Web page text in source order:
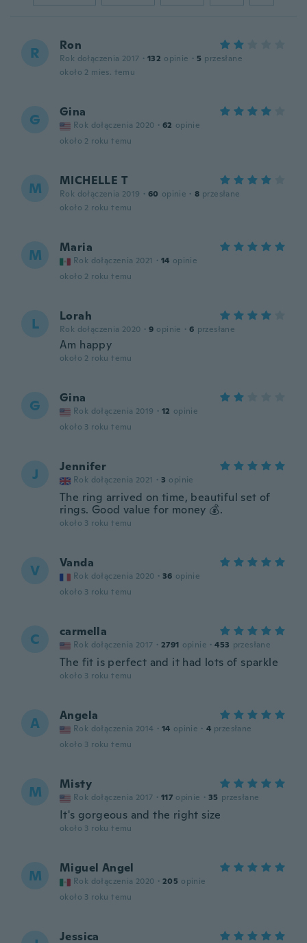
R Ron
Rok dołączenia 2017 · 132 opinie · 5 przesłane
około 2 mies. temu
G Gina
Rok dołączenia 2020 · 62 opinie
około 2 roku temu
M MICHELLE T
Rok dołączenia 2019 · 60 opinie · 8 przesłane
około 2 roku temu
M Maria
Rok dołączenia 2021 · 14 opinie
około 2 roku temu
L Lorah
Rok dołączenia 2020 · 9 opinie · 6 przesłane
Am happy
około 2 roku temu
G Gina
Rok dołączenia 2019 · 12 opinie
około 3 roku temu
J Jennifer
Rok dołączenia 2021 · 3 opinie
The ring arrived on time, beautiful set of
rings. Good value for money 💰.
około 3 roku temu
V Vanda
Rok dołączenia 2020 · 36 opinie
około 3 roku temu
C carmella
Rok dołączenia 2017 · 2791 opinie · 453 przesłane
The fit is perfect and it had lots of sparkle
około 3 roku temu
A Angela
Rok dołączenia 2014 · 14 opinie · 4 przesłane
około 3 roku temu
M Misty
Rok dołączenia 2017 · 117 opinie · 35 przesłane
It's gorgeous and the right size
około 3 roku temu
M Miguel Angel
Rok dołączenia 2020 · 205 opinie
około 3 roku temu
Jessica